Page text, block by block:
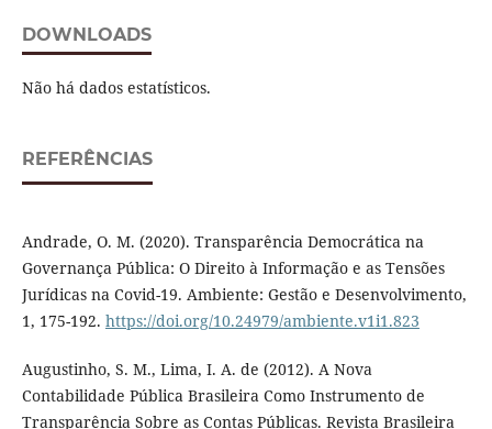
DOWNLOADS
Não há dados estatísticos.
REFERÊNCIAS
Andrade, O. M. (2020). Transparência Democrática na
Governança Pública: O Direito à Informação e as Tensões
Jurídicas na Covid-19. Ambiente: Gestão e Desenvolvimento,
1, 175-192. https://doi.org/10.24979/ambiente.v1i1.823
Augustinho, S. M., Lima, I. A. de (2012). A Nova
Contabilidade Pública Brasileira Como Instrumento de
Transparência Sobre as Contas Públicas. Revista Brasileira